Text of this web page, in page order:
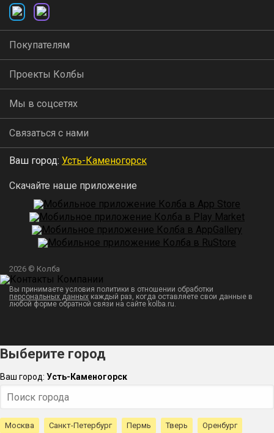
Покупателям
Проекты Колбы
Мы в соцсетях
Связаться с нами
Ваш город: Усть-Каменогорск
Скачайте наше приложение
2026 © Колба
Вы принимаете условия политики в отношении обработки
персональных данных каждый раз, когда оставляете свои данные в
любой форме обратной связи на сайте kolba.ru.
Выберите город
Ваш город: Усть-Каменогорск
Москва Санкт-Петербург Пермь Тверь Оренбург